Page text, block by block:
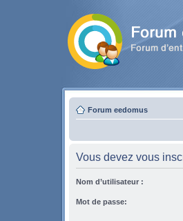
Forum eedomus
Vous devez vous
Nom d’utilisateur :
Mot de passe: